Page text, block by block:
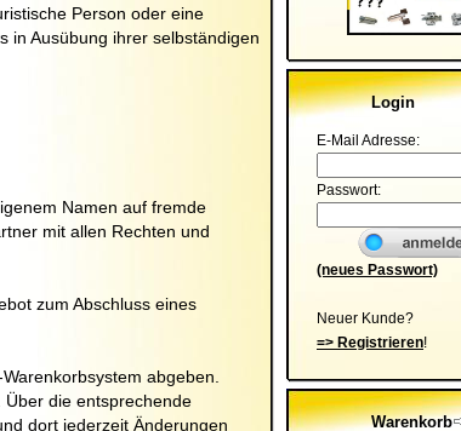
Person oder eine
in Ausübung ihrer selbständigen
Namen auf fremde
mit allen Rechten und
zum Abschluss eines
abgeben.
Über die entsprechende
dort jederzeit Änderungen
Login
E-Mail Adresse:
Passwort:
(neues Passwort)
Neuer Kunde?
=> Registrieren!
Warenkorb